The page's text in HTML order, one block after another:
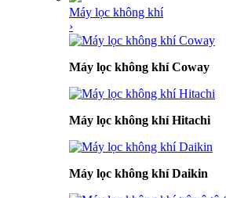
Máy lọc không khí
›
Máy lọc không khí Coway
Máy lọc không khí Hitachi
Máy lọc không khí Daikin